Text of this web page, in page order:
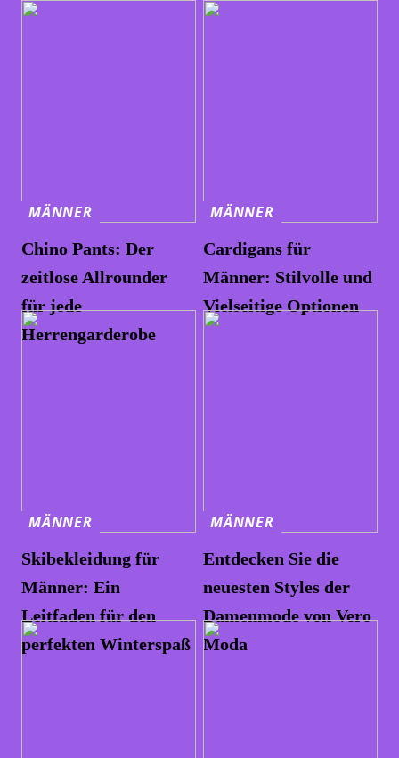
MÄNNER
Chino Pants: Der
zeitlose Allrounder
für jede
Herrengarderobe
MÄNNER
Cardigans für
Männer: Stilvolle und
Vielseitige Optionen
MÄNNER
Skibekleidung für
Männer: Ein
Leitfaden für den
perfekten Winterspaß
MÄNNER
Entdecken Sie die
neuesten Styles der
Damenmode von Vero
Moda